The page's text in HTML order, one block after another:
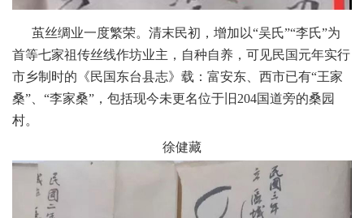
茧丝绸业一度繁荣。清末民初，增加以“吴氏”“李氏”为
首等七家祖传丝线作坊业主，自种自养，可见民国元年实行
市乡制时的《民国东台县志》载：富安东、西市已有“王家
桑”、“李家桑”，包括现今未更名位于旧204国道旁的桑园
村。
徐健藏